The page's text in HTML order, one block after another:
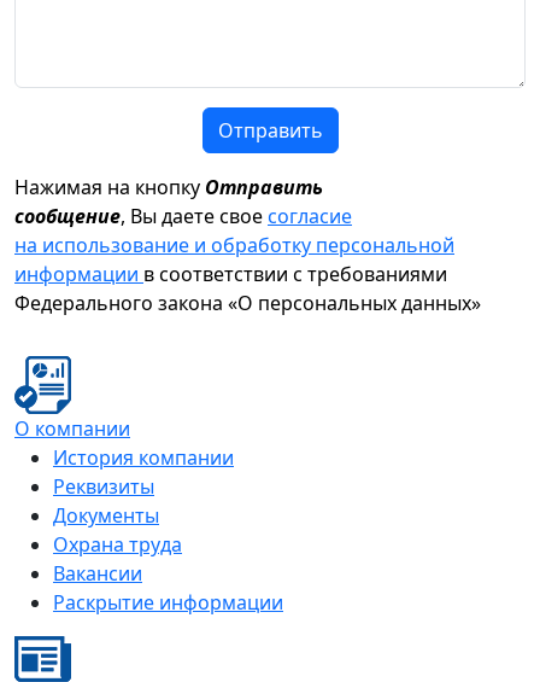
Отправить
Нажимая на кнопку Отправить
сообщение, Вы даете своесогласие
на использование и обработку персональной
информации в соответствии с требованиями
Федерального закона «О персональных данных»
О компании
История компании
Реквизиты
Документы
Охрана труда
Вакансии
Раскрытие информации